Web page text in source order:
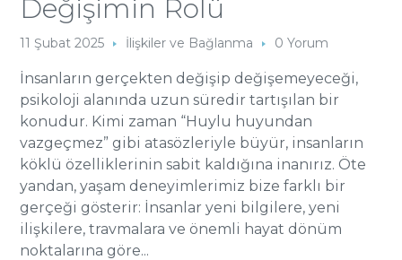
Değişimin Rolü
11 Şubat 2025 İlişkiler ve Bağlanma 0 Yorum
İnsanların gerçekten değişip değişemeyeceği,
psikoloji alanında uzun süredir tartışılan bir
konudur. Kimi zaman “Huylu huyundan
vazgeçmez” gibi atasözleriyle büyür, insanların
köklü özelliklerinin sabit kaldığına inanırız. Öte
yandan, yaşam deneyimlerimiz bize farklı bir
gerçeği gösterir: İnsanlar yeni bilgilere, yeni
ilişkilere, travmalara ve önemli hayat dönüm
noktalarına göre...